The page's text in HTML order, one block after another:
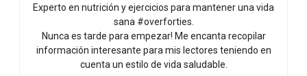
Experto en nutrición y ejercicios para mantener una vida
sana #overforties.
Nunca es tarde para empezar! Me encanta recopilar
información interesante para mis lectores teniendo en
cuenta un estilo de vida saludable.